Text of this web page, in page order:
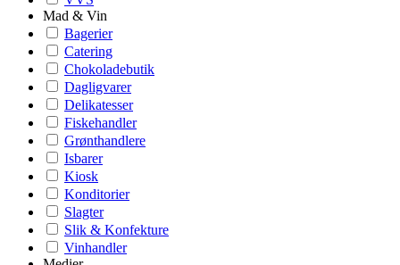
Mad & Vin
Bagerier
Catering
Chokoladebutik
Dagligvarer
Delikatesser
Fiskehandler
Grønthandlere
Isbarer
Kiosk
Konditorier
Slagter
Slik & Konfekture
Vinhandler